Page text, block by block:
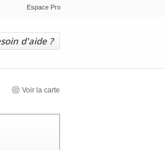
Espace Pro
d'aide ?
Voir la carte